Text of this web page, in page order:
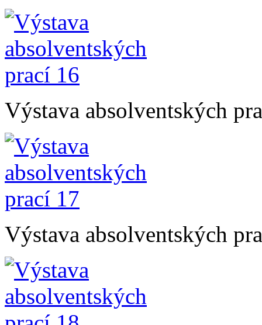
Výstava absolventských
Výstava absolventských